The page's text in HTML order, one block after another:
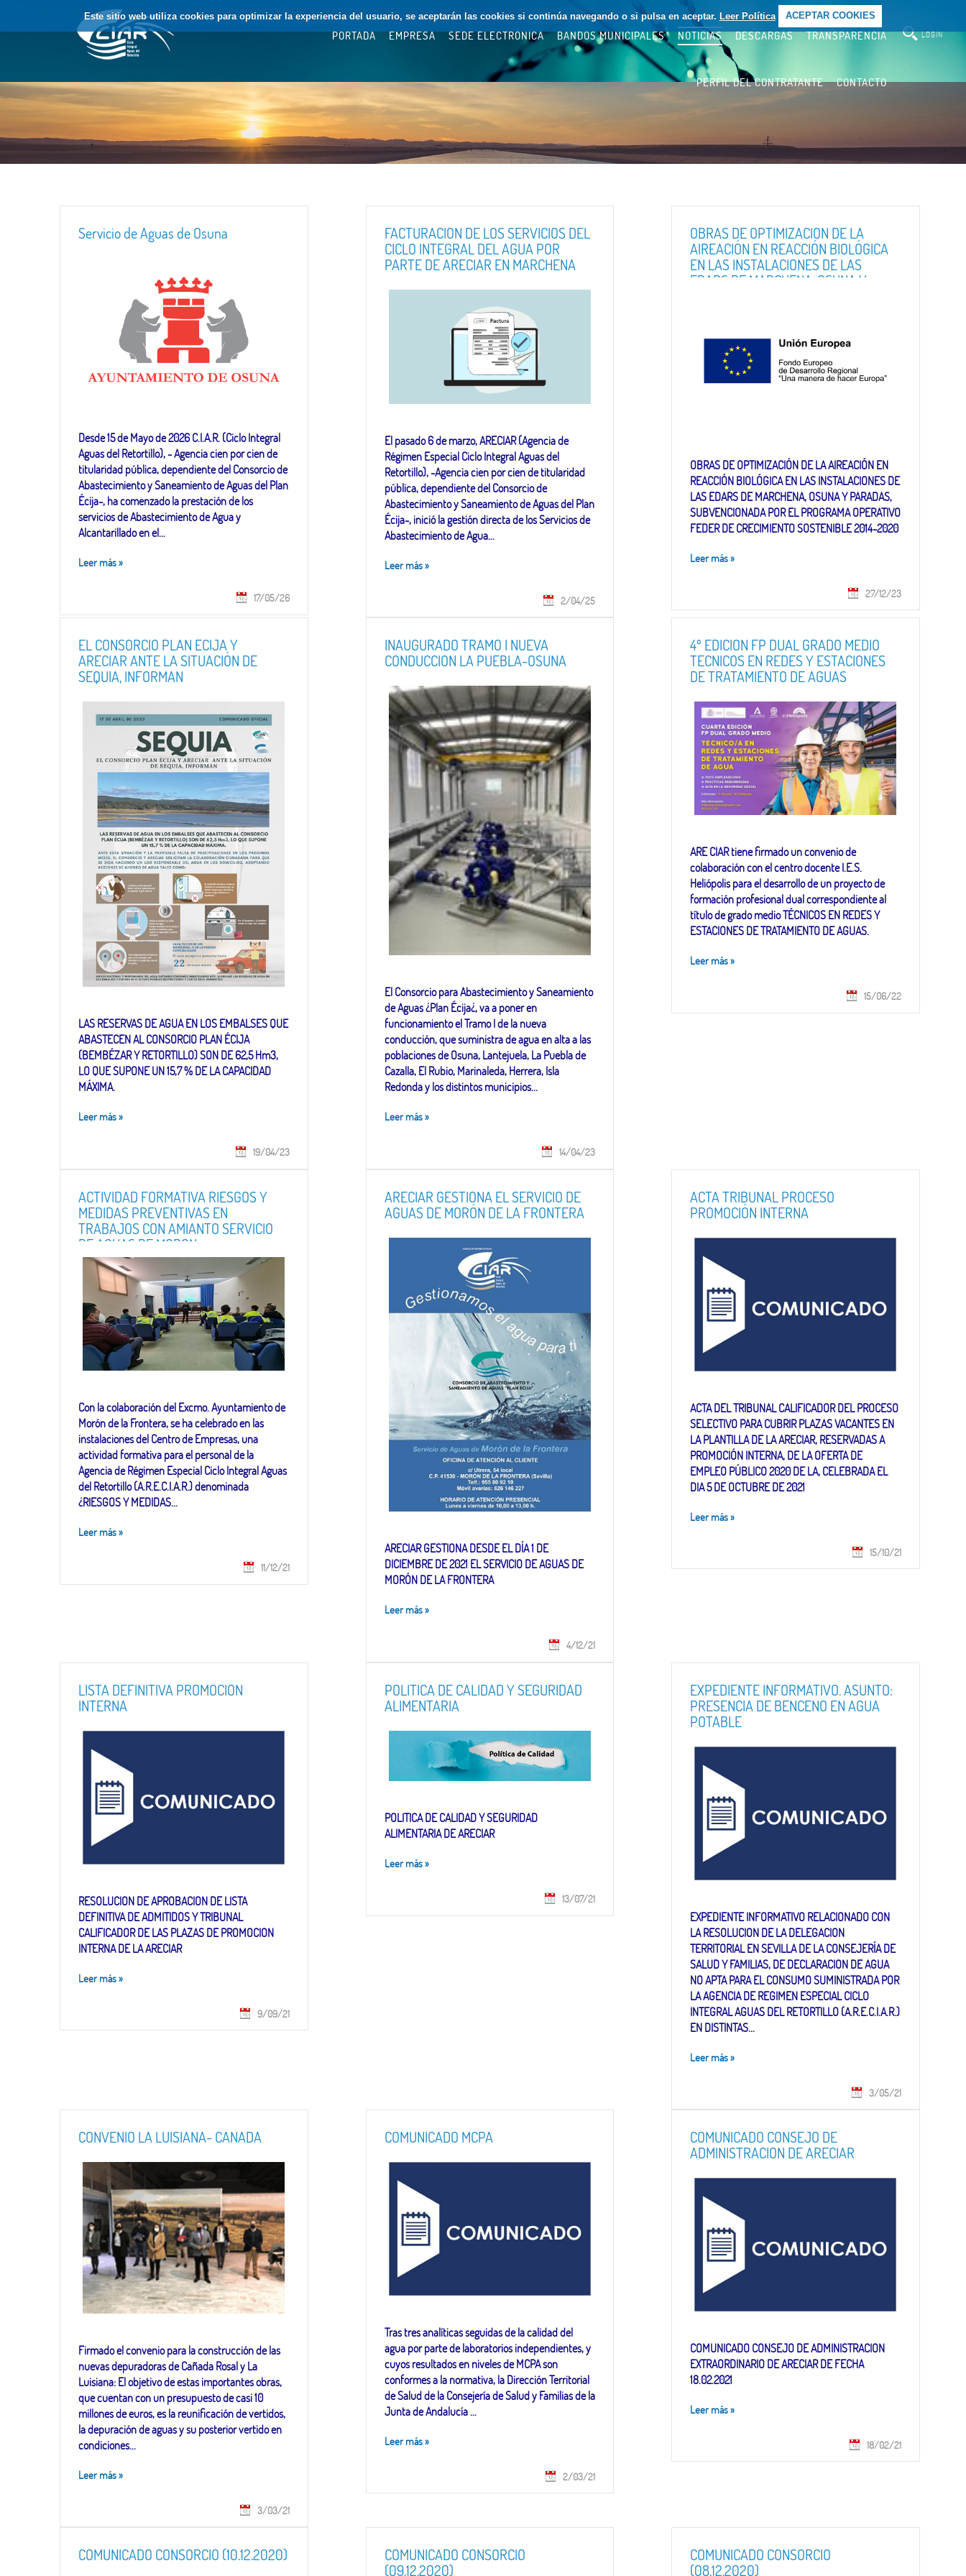
Este sitio web utiliza cookies para optimizar la experiencia del usuario, se aceptarán las cookies si continúa navegando o si pulsa en aceptar. Leer Política ACEPTAR COOKIES
PORTADA EMPRESA SEDE ELECTRÓNICA BANDOS MUNICIPALES NOTICIAS DESCARGAS TRANSPARENCIA
PERFIL DEL CONTRATANTE CONTACTO
LOGIN
Servicio de Aguas de Osuna
Desde 15 de Mayo de 2026 C.I.A.R. (Ciclo Integral
Aguas del Retortillo), - Agencia cien por cien de
titularidad pública, dependiente del Consorcio de
Abastecimiento y Saneamiento de Aguas del Plan
Écija-, ha comenzado la prestación de los
servicios de Abastecimiento de Agua y
Alcantarillado en el...
Leer más»
17/05/26
FACTURACIÓN DE LOS SERVICIOS DEL
CICLO INTEGRAL DEL AGUA POR
PARTE DE ARECIAR EN MARCHENA
El pasado 6 de marzo, ARECIAR (Agencia de
Régimen Especial Ciclo Integral Aguas del
Retortillo), -Agencia cien por cien de titularidad
pública, dependiente del Consorcio de
Abastecimiento y Saneamiento de Aguas del Plan
Écija-, inició la gestión directa de los Servicios de
Abastecimiento de Agua...
Leer más»
2/04/25
OBRAS DE OPTIMIZACIÓN DE LA
AIREACIÓN EN REACCIÓN BIOLÓGICA
EN LAS INSTALACIONES DE LAS
EDARS DE MARCHENA, OSUNA Y
OBRAS DE OPTIMIZACIÓN DE LA AIREACIÓN EN
REACCIÓN BIOLÓGICA EN LAS INSTALACIONES DE
LAS EDARS DE MARCHENA, OSUNA Y PARADAS,
SUBVENCIONADA POR EL PROGRAMA OPERATIVO
FEDER DE CRECIMIENTO SOSTENIBLE 2014-2020
Leer más»
27/12/23
EL CONSORCIO PLAN ÉCIJA Y
ARECIAR ANTE LA SITUACIÓN DE
SEQUIA, INFORMAN
LAS RESERVAS DE AGUA EN LOS EMBALSES QUE
ABASTECEN AL CONSORCIO PLAN ÉCIJA
(BEMBÉZAR Y RETORTILLO) SON DE 62,5 Hm3,
LO QUE SUPONE UN 15,7 % DE LA CAPACIDAD
MÁXIMA.
Leer más»
19/04/23
INAUGURADO TRAMO I NUEVA
CONDUCCION LA PUEBLA-OSUNA
El Consorcio para Abastecimiento y Saneamiento
de Aguas ¿Plan Écija¿, va a poner en
funcionamiento el Tramo I de la nueva
conducción, que suministra de agua en alta a las
poblaciones de Osuna, Lantejuela, La Puebla de
Cazalla, El Rubio, Marinaleda, Herrera, Isla
Redonda y los distintos municipios...
Leer más»
14/04/23
4º EDICION FP DUAL GRADO MEDIO
TECNICOS EN REDES Y ESTACIONES
DE TRATAMIENTO DE AGUAS
ARE CIAR tiene firmado un convenio de
colaboración con el centro docente I.E.S.
Heliópolis para el desarrollo de un proyecto de
formación profesional dual correspondiente al
título de grado medio TÉCNICOS EN REDES Y
ESTACIONES DE TRATAMIENTO DE AGUAS.
Leer más»
15/06/22
ACTIVIDAD FORMATIVA RIESGOS Y
MEDIDAS PREVENTIVAS EN
TRABAJOS CON AMIANTO SERVICIO
DE AGUAS DE MORON
Con la colaboración del Excmo. Ayuntamiento de
Morón de la Frontera, se ha celebrado en las
instalaciones del Centro de Empresas, una
actividad formativa para el personal de la
Agencia de Régimen Especial Ciclo Integral Aguas
del Retortillo (A.R.E.C.I.A.R.) denominada
¿RIESGOS Y MEDIDAS...
Leer más»
11/12/21
ARECIAR GESTIONA EL SERVICIO DE
AGUAS DE MORÓN DE LA FRONTERA
ARECIAR GESTIONA DESDE EL DÍA 1 DE
DICIEMBRE DE 2021 EL SERVICIO DE AGUAS DE
MORÓN DE LA FRONTERA
Leer más»
4/12/21
ACTA TRIBUNAL PROCESO
PROMOCIÓN INTERNA
ACTA DEL TRIBUNAL CALIFICADOR DEL PROCESO
SELECTIVO PARA CUBRIR PLAZAS VACANTES EN
LA PLANTILLA DE LA ARECIAR, RESERVADAS A
PROMOCIÓN INTERNA, DE LA OFERTA DE
EMPLEO PÚBLICO 2020 DE LA, CELEBRADA EL
DIA 5 DE OCTUBRE DE 2021
Leer más»
15/10/21
LISTA DEFINITIVA PROMOCION
INTERNA
RESOLUCION DE APROBACION DE LISTA
DEFINITIVA DE ADMITIDOS Y TRIBUNAL
CALIFICADOR DE LAS PLAZAS DE PROMOCION
INTERNA DE LA ARECIAR
Leer más»
9/09/21
POLITICA DE CALIDAD Y SEGURIDAD
ALIMENTARIA
POLITICA DE CALIDAD Y SEGURIDAD
ALIMENTARIA DE ARECIAR
Leer más»
13/07/21
EXPEDIENTE INFORMATIVO. ASUNTO:
PRESENCIA DE BENCENO EN AGUA
POTABLE
EXPEDIENTE INFORMATIVO RELACIONADO CON
LA RESOLUCION DE LA DELEGACION
TERRITORIAL EN SEVILLA DE LA CONSEJERÍA DE
SALUD Y FAMILIAS, DE DECLARACION DE AGUA
NO APTA PARA EL CONSUMO SUMINISTRADA POR
LA AGENCIA DE REGIMEN ESPECIAL CICLO
INTEGRAL AGUAS DEL RETORTILLO (A.R.E.C.I.A.R.)
EN DISTINTAS...
Leer más»
3/05/21
CONVENIO LA LUISIANA- CAÑADA
Firmado el convenio para la construcción de las
nuevas depuradoras de Cañada Rosal y La
Luisiana: El objetivo de estas importantes obras,
que cuentan con un presupuesto de casi 10
millones de euros, es la reunificación de vertidos,
la depuración de aguas y su posterior vertido en
condiciones...
Leer más»
3/03/21
COMUNICADO MCPA
Tras tres analíticas seguidas de la calidad del
agua por parte de laboratorios independientes, y
cuyos resultados en niveles de MCPA son
conformes a la normativa, la Dirección Territorial
de Salud de la Consejería de Salud y Familias de la
Junta de Andalucía ...
Leer más»
2/03/21
COMUNICADO CONSEJO DE
ADMINISTRACION DE ARECIAR
COMUNICADO CONSEJO DE ADMINISTRACION
EXTRAORDINARIO DE ARECIAR DE FECHA
18.02.2021
Leer más»
18/02/21
COMUNICADO CONSORCIO (10.12.2020)
COMUNICADO CONSORCIO
(09.12.2020)
COMUNICADO CONSORCIO
(08.12.2020)